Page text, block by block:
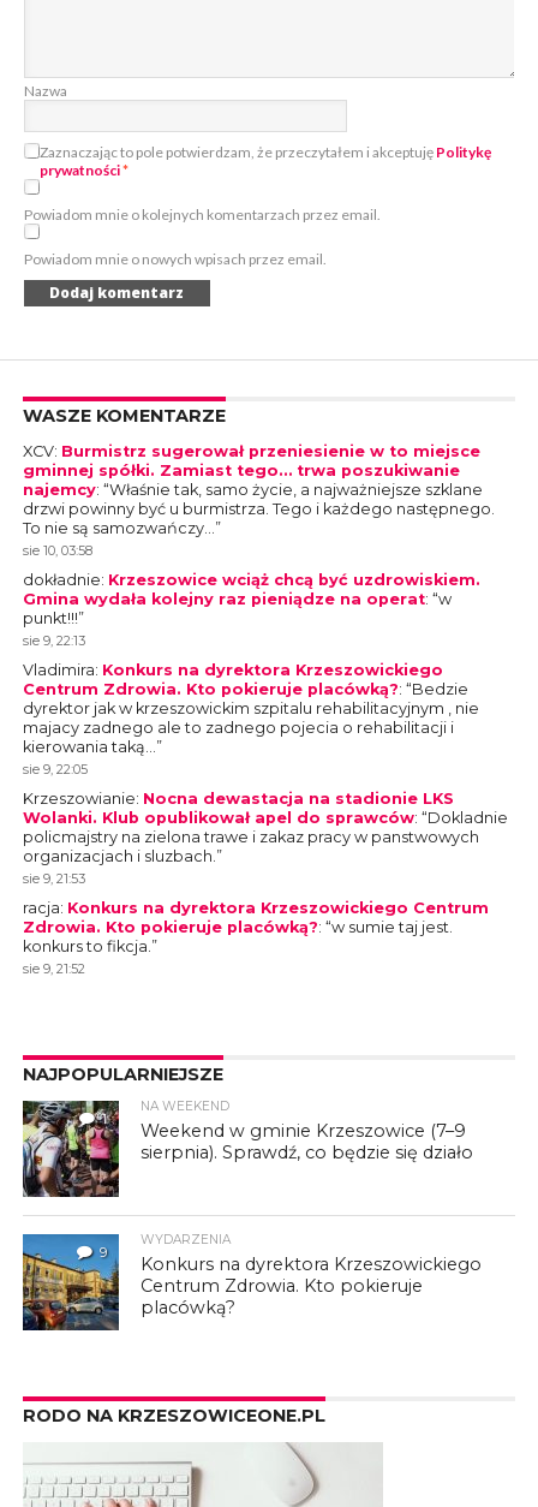
Nazwa
Zaznaczając to pole potwierdzam, że przeczytałem i akceptuję Politykę
prywatności*
Powiadom mnie o kolejnych komentarzach przez email.
Powiadom mnie o nowych wpisach przez email.
WASZE KOMENTARZE
XCV: Burmistrz sugerował przeniesienie w to miejsce
gminnej spółki. Zamiast tego… trwa poszukiwanie
najemcy: “Właśnie tak, samo życie, a najważniejsze szklane
drzwi powinny być u burmistrza. Tego i każdego następnego.
To nie są samozwańczy… ”
sie 10, 03:58
dokładnie: Krzeszowice wciąż chcą być uzdrowiskiem.
Gmina wydała kolejny raz pieniądze na operat: “w
punkt!!!”
sie 9, 22:13
Vladimira: Konkurs na dyrektora Krzeszowickiego
Centrum Zdrowia. Kto pokieruje placówką?: “Bedzie
dyrektor jak w krzeszowickim szpitalu rehabilitacyjnym , nie
majacy zadnego ale to zadnego pojecia o rehabilitacji i
kierowania taką… ”
sie 9, 22:05
Krzeszowianie: Nocna dewastacja na stadionie LKS
Wolanki. Klub opublikował apel do sprawców: “Dokladnie
policmajstry na zielona trawe i zakaz pracy w panstwowych
organizacjach i sluzbach. ”
sie 9, 21:53
racja: Konkurs na dyrektora Krzeszowickiego Centrum
Zdrowia. Kto pokieruje placówką?: “w sumie taj jest.
konkurs to fikcja. ”
sie 9, 21:52
NAJPOPULARNIEJSZE
1
NA WEEKEND
Weekend w gminie Krzeszowice (7–9
sierpnia). Sprawdź, co będzie się działo
9
WYDARZENIA
Konkurs na dyrektora Krzeszowickiego
Centrum Zdrowia. Kto pokieruje
placówką?
RODO NA KRZESZOWICEONE.PL